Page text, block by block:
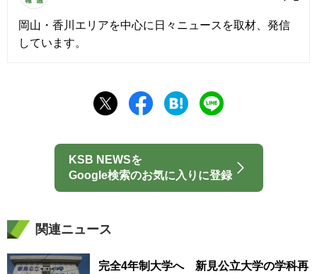
岡山・香川エリアを中心に日々ニュースを取材、発信
しています。
KSB NEWSを
Google検索のお気に入りに登録
関連ニュース
完全4年制大学へ 新見公立大学の学科再